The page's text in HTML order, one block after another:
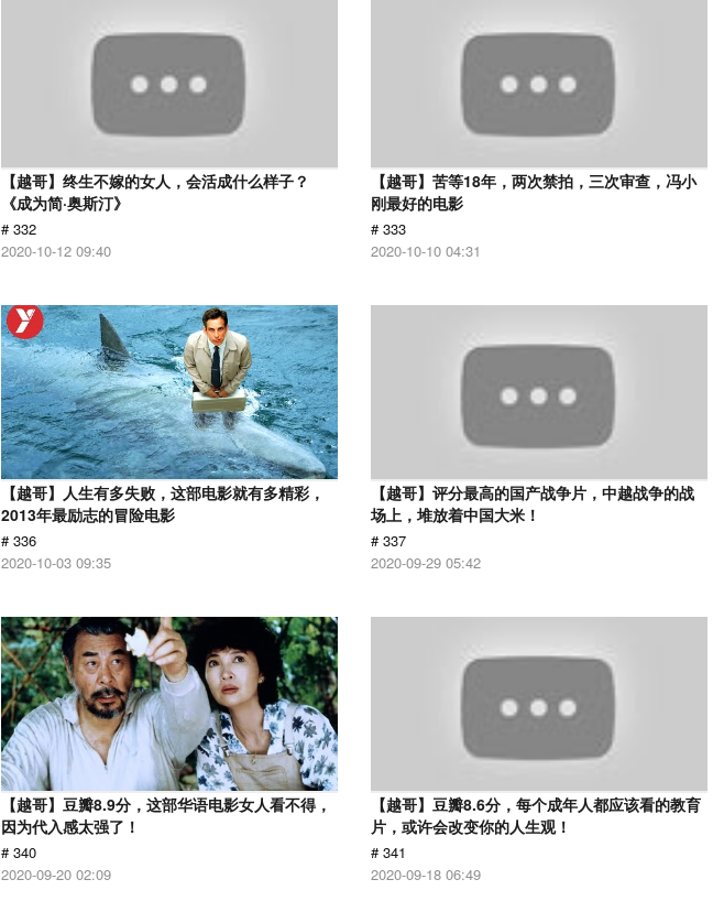
【越哥】终生不嫁的女人，会活成什么样子？
《成为简·奥斯汀》
# 332
2020-10-12 09:40
【越哥】苦等18年，两次禁拍，三次审查，冯小
刚最好的电影
# 333
2020-10-10 04:31
【越哥】人生有多失败，这部电影就有多精彩，
2013年最励志的冒险电影
# 336
2020-10-03 09:35
【越哥】评分最高的国产战争片，中越战争的战
场上，堆放着中国大米！
# 337
2020-09-29 05:42
【越哥】豆瓣8.9分，这部华语电影女人看不得，
因为代入感太强了！
# 340
2020-09-20 02:09
【越哥】豆瓣8.6分，每个成年人都应该看的教育
片，或许会改变你的人生观！
# 341
2020-09-18 06:49